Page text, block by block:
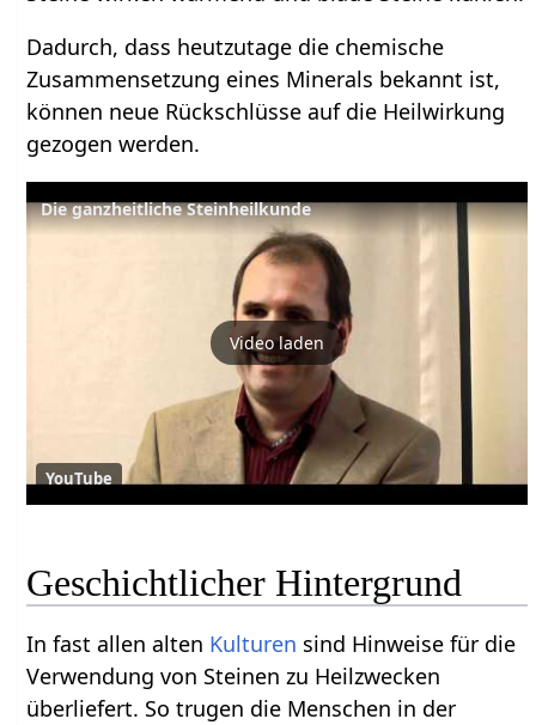
Dadurch, dass heutzutage die chemische
Zusammensetzung eines Minerals bekannt ist,
können neue Rückschlüsse auf die Heilwirkung
gezogen werden.
Die ganzheitliche Steinheilkunde
Video laden
YouTube
Geschichtlicher Hintergrund
In fast allen alten Kulturen sind Hinweise für die
Verwendung von Steinen zu Heilzwecken
überliefert. So trugen die Menschen in der